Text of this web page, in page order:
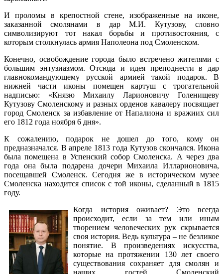
И проломы в крепостной стене, изображенные на иконе,
заказанной смолянами в дар М.И. Кутузову, словно
символизируют тот накал борьбы и противостояния, с
которым столкнулась армия Наполеона под Смоленском.
Конечно, освобождение города было встречено жителями с
большим энтузиазмом. Отсюда и идея преподнести в дар
главнокомандующему русской армией такой подарок. В
нижней части иконы помещен картуш с трогательной
надписью: «Князю Михаилу Ларионовичу Голенищеву
Кутузову Смоленскому и разных орденов кавалеру посвящает
город Смоленск за избавление от Напалиона и вражиих сил
его 1812 года ноября 6 дня».
К сожалению, подарок не дошел до того, кому он
предназначался. В апреле 1813 года Кутузов скончался. Икона
была помещена в Успенский собор Смоленска. А через два
года она была подарена дочери Михаила Илларионовича,
посещавшей Смоленск. Сегодня же в историческом музее
Смоленска находится список с той иконы, сделанный в 1815
году.
Когда история оживает? Это всегда
происходит, если за тем или иным
творением человеческих рук скрывается
своя история. Ведь культура – не безликое
понятие. В произведениях искусства,
которые на протяжении 130 лет своего
существования сохраняет для смолян и
наших гостей Смоленский